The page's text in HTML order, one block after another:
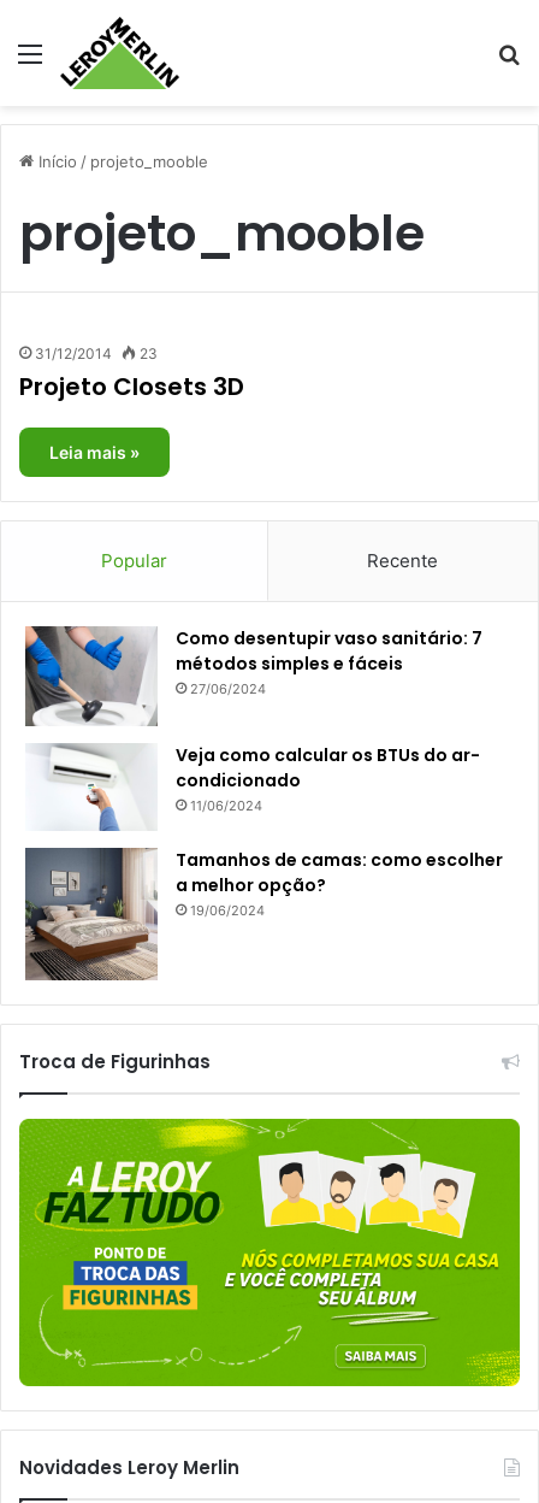
Menu
Início / projeto_mooble
projeto_mooble
31/12/2014 23
Projeto Closets 3D
Leia mais »
Popular Recente
Como desentupir vaso sanitário: 7
métodos simples e fáceis
27/06/2024
Veja como calcular os BTUs do ar-
condicionado
11/06/2024
Tamanhos de camas: como escolher
a melhor opção?
19/06/2024
Troca de Figurinhas
Novidades Leroy Merlin